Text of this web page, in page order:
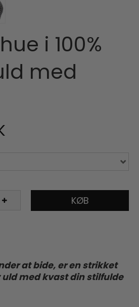
i 100%
med
KØB
at bide, er en strikket
uld med kvast din stilfulde